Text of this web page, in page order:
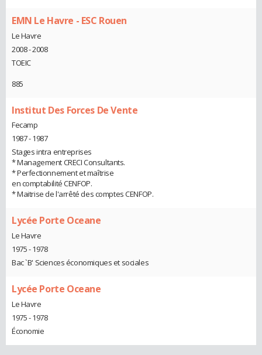
EMN Le Havre - ESC Rouen
Le Havre
2008 - 2008
TOEIC
885
Institut Des Forces De Vente
Fecamp
1987 - 1987
Stages intra entreprises
* Management CRECI Consultants.
* Perfectionnement et maîtrise
en comptabilité CENFOP.
* Maitrise de l'arrêté des comptes CENFOP.
Lycée Porte Oceane
Le Havre
1975 - 1978
Bac `B' Sciences économiques et sociales
Lycée Porte Oceane
Le Havre
1975 - 1978
Économie